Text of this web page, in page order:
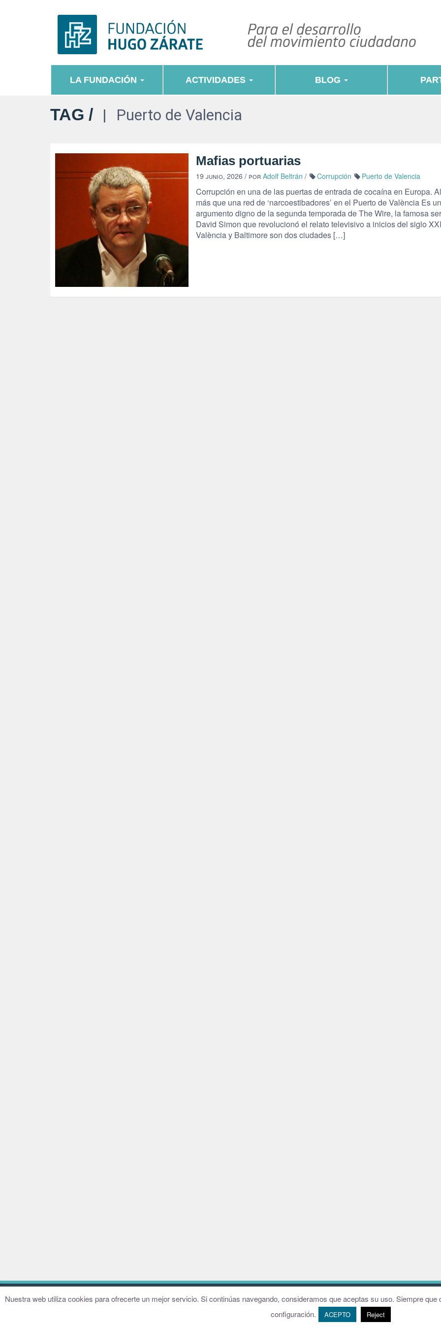
LA FUNDACIÓN ACTIVIDADES BLOG
TAG / Puerto de Valencia
Mafias portuarias
19 junio, 2026 / por Adolf Beltrán / Corrupción Puerto de Valencia
Corrupción en una de las puertas de entrada de cocaína en Europa.
más que una red de ‘narcoestibadores’ en el Puerto de València Es un
argumento digno de la segunda temporada de The Wire, la famosa
David Simon que revolucionó el relato televisivo a inicios del siglo
València y Baltimore son dos ciudades […]
© 2016–2026 Fundación Hugo Zárate Aviso legal
Nuestra web utiliza cookies para ofrecerte un mejor servicio. Si continúas navegando, consideramos que aceptas su uso. Siempre
configuración.
ACEPTO Reject